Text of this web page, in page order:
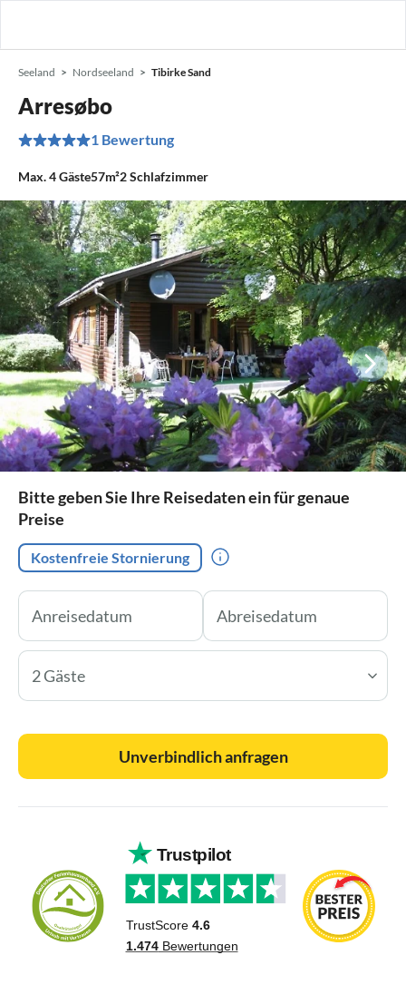
Seeland Nordseeland Tibirke Sand
Arresøbo
1 Bewertung
Max.4Gäste57m²2Schlafzimmer
Bitte geben Sie Ihre Reisedaten ein für genaue
Preise
Kostenfreie Stornierung
2 Gäste
Unverbindlich anfragen